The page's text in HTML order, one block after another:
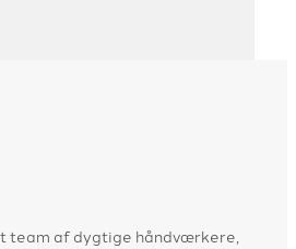
team af dygtige håndværkere,